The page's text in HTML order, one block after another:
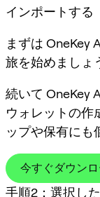
インポートする
まずは OneKey
旅を始めましょ
続いて OneKey
ウォレットの作
ップや保有にも
今すぐダウン
手順2：選択し